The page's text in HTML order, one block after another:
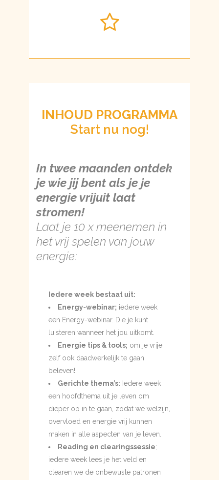
INHOUD PROGRAMMA
Start nu nog!
In twee maanden ontdek
je wie jij bent als je je
energie vrijuit laat
stromen!
Laat je 10 x meenemen in
het vrij spelen van jouw
energie:
Iedere week bestaat uit:
Energy-webinar; iedere week
een Energy-webinar. Die je kunt
luisteren wanneer het jou uitkomt.
Energie tips & tools; om je vrije
zelf ook daadwerkelijk te gaan
beleven!
Gerichte thema’s: Iedere week
een hoofdthema uit je leven om
dieper op in te gaan, zodat we welzijn,
overvloed en energie vrij kunnen
maken in alle aspecten van je leven.
Reading en clearingssessie;
iedere week lees je het veld en
clearen we de onbewuste patronen